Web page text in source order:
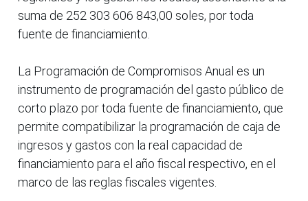
suma de 252 303 606 843,00 soles, por toda
fuente de financiamiento.
La Programación de Compromisos Anual es un
instrumento de programación del gasto público de
corto plazo por toda fuente de financiamiento, que
permite compatibilizar la programación de caja de
ingresos y gastos con la real capacidad de
financiamiento para el año fiscal respectivo, en el
marco de las reglas fiscales vigentes.